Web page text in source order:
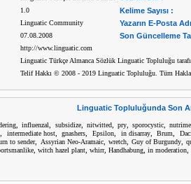
1.0
Kelime Sayısı :
Linguatic Community
Yazarın E-Posta
07.08.2008
Son Güncelleme
http://www.linguatic.com
Linguatic Türkçe Almanca Sözlük Linguatic Topluluğu
Telif Hakkı © 2008 - 2019 Linguatic Topluluğu. Tüm
Linguatic Topluluğunda Son
,influenzal subsidize, nitwitted, pry,sporocystic ,
intermediate host,gnashers ,Epsilon in disarray,Brum
to sender, Assyrian Neo-Aramaic, wretch ,Guy of Burgundy ,
witch hazel plant whirr, Handhabung in moderation